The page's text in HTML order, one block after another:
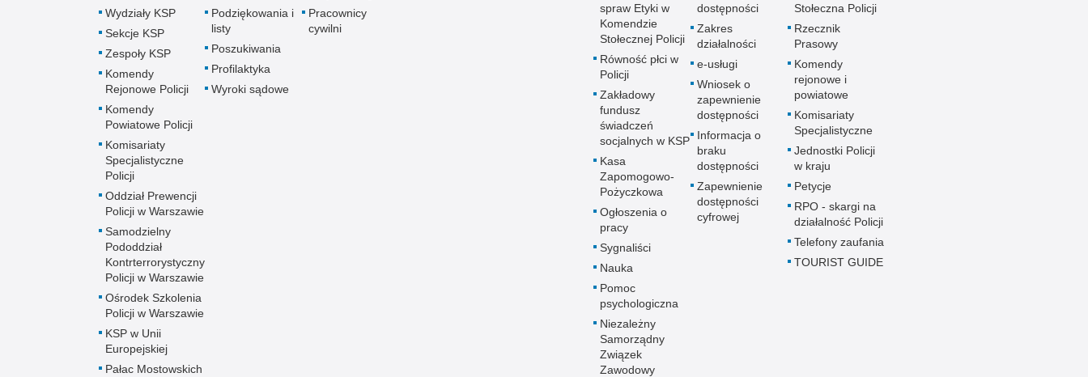
Wydziały KSP
Sekcje KSP
Zespoły KSP
Komendy
Rejonowe Policji
Komendy
Powiatowe Policji
Komisariaty
Specjalistyczne
Policji
Oddział Prewencji
Policji w Warszawie
Samodzielny
Pododdział
Kontrterrorystyczny
Policji w Warszawie
Ośrodek Szkolenia
Policji w Warszawie
KSP w Unii
Europejskiej
Pałac Mostowskich
Podziękowania i
listy
Poszukiwania
Profilaktyka
Wyroki sądowe
Pracownicy
cywilni
spraw Etyki w
Komendzie
Stołecznej Policji
Równość płci w
Policji
Zakładowy
fundusz
świadczeń
socjalnych w KSP
Kasa
Zapomogowo-
Pożyczkowa
Ogłoszenia o
pracy
Sygnaliści
Nauka
Pomoc
psychologiczna
Niezależny
Samorządny
Związek
Zawodowy
dostępności
Zakres
działalności
e-usługi
Wniosek o
zapewnienie
dostępności
Informacja o
braku
dostępności
Zapewnienie
dostępności
cyfrowej
Stołeczna Policji
Rzecznik
Prasowy
Komendy
rejonowe i
powiatowe
Komisariaty
Specjalistyczne
Jednostki Policji
w kraju
Petycje
RPO - skargi na
działalność Policji
Telefony zaufania
TOURIST GUIDE